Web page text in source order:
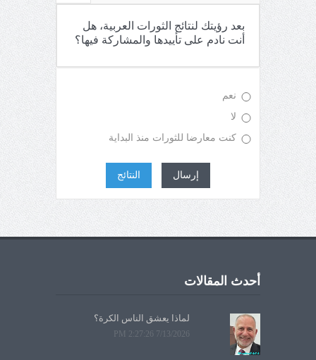
بعد رؤيتك لنتائج الثورات العربية، هل
أنت نادم على تأييدها والمشاركة فيها؟
نعم
لا
كنت معارضا للثورات منذ البداية
إرسال النتائج
أحدث المقالات
لماذا يعشق الناس الكرة؟
7/13/2026 2:27:26 PM